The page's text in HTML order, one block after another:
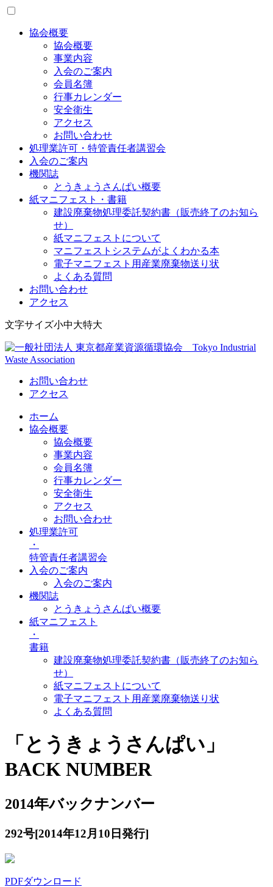
協会概要
協会概要
事業内容
入会のご案内
会員名簿
行事カレンダー
安全衛生
アクセス
お問い合わせ
処理業許可・特管責任者講習会
入会のご案内
機関誌
とうきょうさんぱい概要
紙マニフェスト・書籍
建設廃棄物処理委託契約書（販売終了のお知ら
せ）
紙マニフェストについて
マニフェストシステムがよくわかる本
電子マニフェスト用産業廃棄物送り状
よくある質問
お問い合わせ
アクセス
Skip
content
文字サイズ小中大特大
一般社団法人 東京都産業資源循環協会
Tokyo Industrial Waste Association
お問い合わせ
アクセス
ホーム
協会概要
協会概要
事業内容
会員名簿
行事カレンダー
安全衛生
アクセス
お問い合わせ
処理業許可
・
特管責任者講習会
入会のご案内
入会のご案内
機関誌
とうきょうさんぱい概要
紙マニフェスト
・
書籍
建設廃棄物処理委託契約書（販売終了のお知ら
せ）
紙マニフェストについて
電子マニフェスト用産業廃棄物送り状
よくある質問
「とうきょうさんぱい」
BACK NUMBER
2014年バックナンバー
292号[2014年12月10日発行]
PDFダウンロード